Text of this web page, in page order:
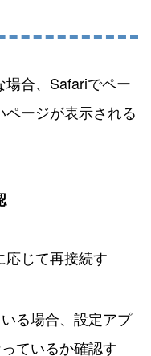
場合、Safariでペー
ージが表示される
応じて再接続す
る場合、設定アプ
ているか確認す